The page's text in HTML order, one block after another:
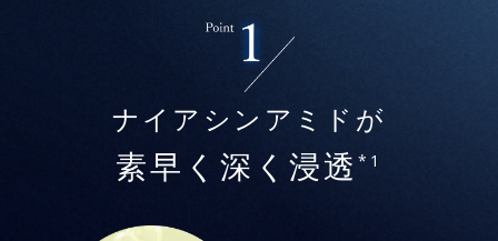
* 2025年5月28日時点で、科学文献データベース
PubMedにより国内化粧品業界において該当文献がない
ことを確認（ポーラ化成研究所調べ）
ナイアシンアミドが
素早く深く浸透 *1